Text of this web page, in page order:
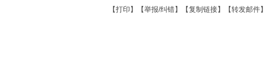
【打印 】【举报/纠错】【复制链接】【转发邮件